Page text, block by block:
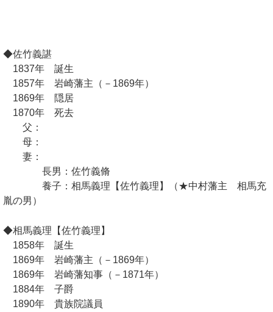
◆佐竹義諶
1837年 誕生
1857年 岩崎藩主（－1869年）
1869年 隠居
1870年 死去
父：
母：
妻：
長男：佐竹義脩
養子：相馬義理【佐竹義理】（★中村藩主 相馬充
胤の男）
◆相馬義理【佐竹義理】
1858年 誕生
1869年 岩崎藩主（－1869年）
1869年 岩崎藩知事（－1871年）
1884年 子爵
1890年 貴族院議員